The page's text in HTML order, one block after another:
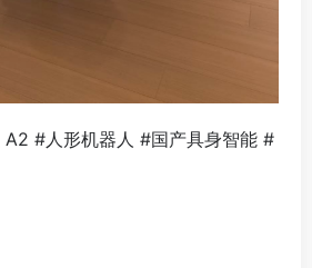
#人形机器人 #国产具身智能 #